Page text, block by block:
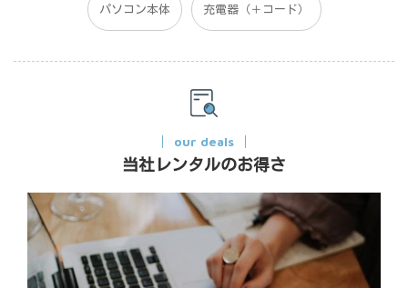
パソコン本体 充電器（＋コード）
our deals
当社レンタルのお得さ